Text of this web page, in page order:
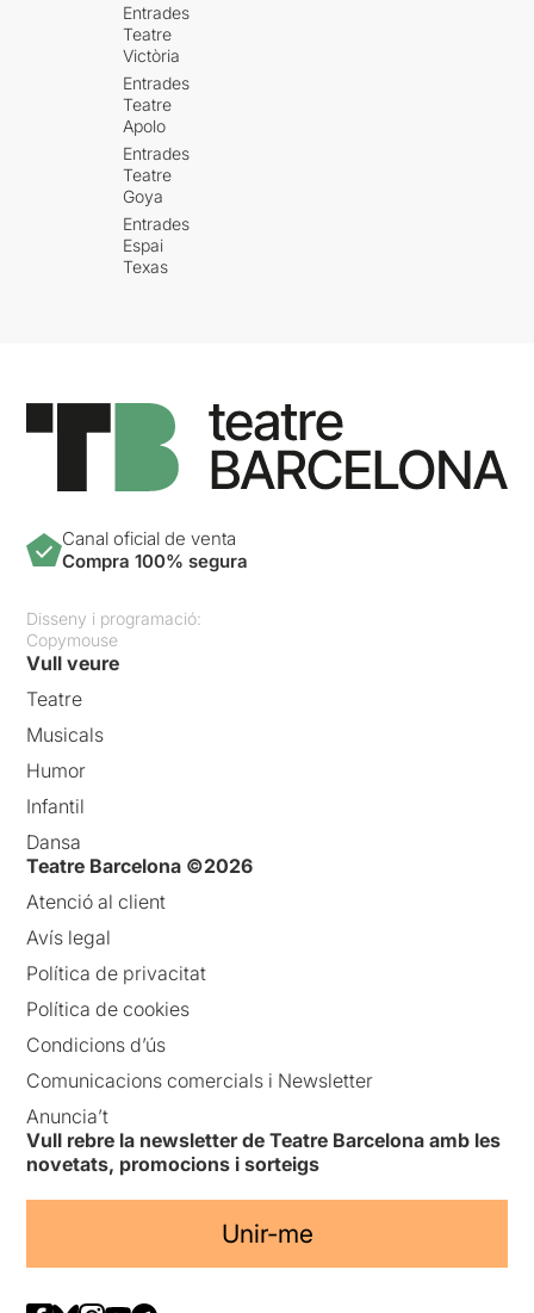
Entrades
Teatre
Victòria
Entrades
Teatre
Apolo
Entrades
Teatre
Goya
Entrades
Espai
Texas
Canal oficial de venta
Compra 100% segura
Disseny i programació:
Copymouse
Vull veure
Teatre
Musicals
Humor
Infantil
Dansa
Teatre Barcelona ©2026
Atenció al client
Avís legal
Política de privacitat
Política de cookies
Condicions d’ús
Comunicacions comercials i Newsletter
Anuncia’t
Vull rebre la newsletter de Teatre Barcelona amb les
novetats, promocions i sorteigs
Unir-me